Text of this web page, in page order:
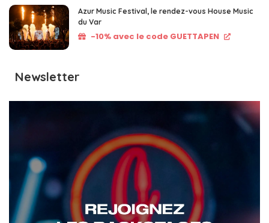
Azur Music Festival, le rendez-vous House Music
du Var
-10% avec le code GUETTAPEN
Newsletter